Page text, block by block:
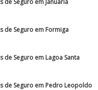
de Seguro em Januária
de Seguro em Formiga
de Seguro em Lagoa Santa
de Seguro em Pedro Leopoldo